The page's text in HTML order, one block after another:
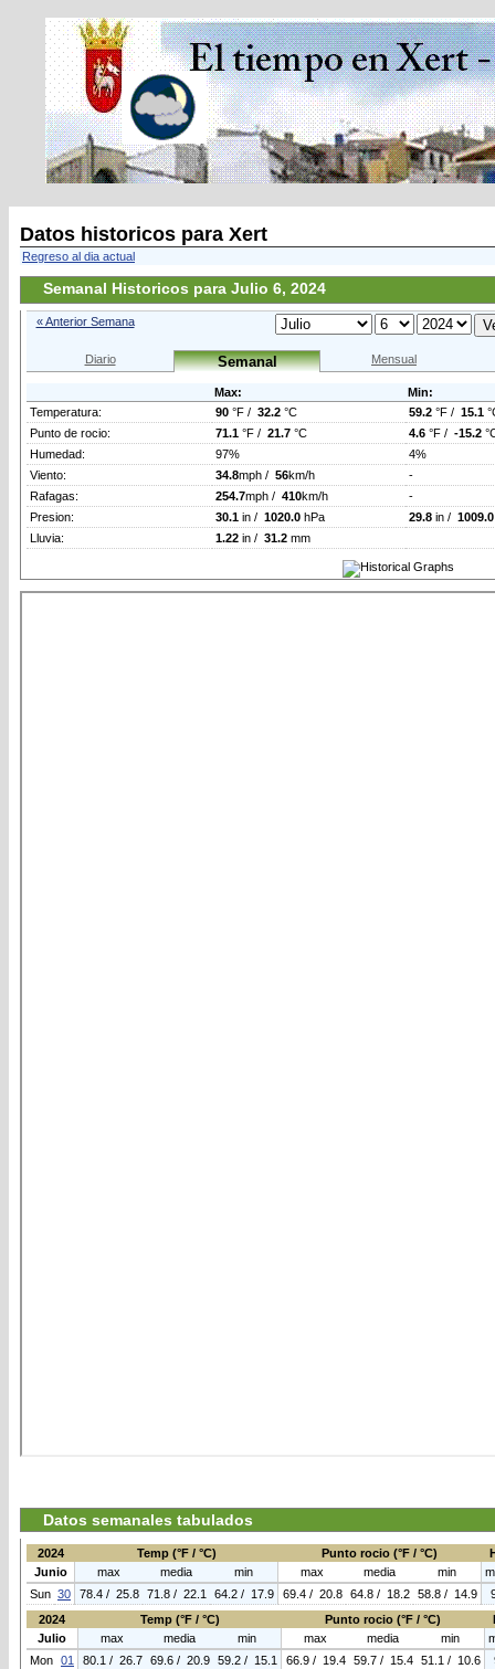
Datos historicos para Xert
Regreso al dia actual
Semanal Historicos para Julio 6, 2024
« Anterior Semana
Diario Semanal Mensual
Max:
Min:
Temperatura:
90 °F / 32.2 °C 59.2 °F / 15.1
Punto de rocio:
71.1 °F / 21.7 °C 4.6 °F / -15.2
Humedad:
97%
4%
Viento:
34.8mph / 56km/h
-
Rafagas:
254.7mph / 410km/h
-
Presion:
30.1 in / 1020.0 hPa 29.8 in / 1009.0
Lluvia:
1.22 in / 31.2 mm
Datos semanales tabulados
2024 Temp (°F / °C) Punto rocio (°F / °C)
Junio
max media min max media min
Sun 30 78.4 / 25.8 71.8 / 22.1 64.2 / 17.9 69.4 / 20.8 64.8 / 18.2 58.8 / 14.9
2024
Temp (°F / °C) Punto rocio (°F / °C)
Julio
max media min max media min
Mon 01 80.1 / 26.7 69.6 / 20.9 59.2 / 15.1 66.9 / 19.4 59.7 / 15.4 51.1 / 10.6